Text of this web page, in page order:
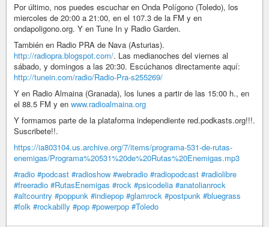
Por último, nos puedes escuchar en Onda Polígono (Toledo), los
miercoles de 20:00 a 21:00, en el 107.3 de la FM y en
ondapoligono.org. Y en Tune In y Radio Garden.
También en Radio PRA de Nava (Asturias).
http://radiopra.blogspot.com/. Las medianoches del viernes al
sábado, y domingos a las 20:30. Escúchanos directamente aquí:
http://tunein.com/radio/Radio-Pra-s255269/
Y en Radio Almaina (Granada), los lunes a partir de las 15:00 h., en
el 88.5 FM y en www.radioalmaina.org
Y formamos parte de la plataforma independiente red.podkasts.org!!!.
Suscribete!!.
https://ia803104.us.archive.org/7/items/programa-531-de-rutas-
enemigas/Programa%20531%20de%20Rutas%20Enemigas.mp3
#radio #podcast #radioshow #webradio #radiopodcast #radiolibre
#freeradio #RutasEnemigas #rock #psicodelia #anatolianrock
#altcountry #poppunk #indiepop #glamrock #postpunk #bluegrass
#folk #rockabilly #pop #powerpop #Toledo